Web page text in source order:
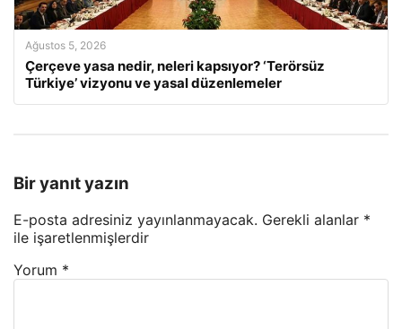
Ağustos 5, 2026
Çerçeve yasa nedir, neleri kapsıyor? ‘Terörsüz
Türkiye’ vizyonu ve yasal düzenlemeler
Bir yanıt yazın
E-posta adresiniz yayınlanmayacak. Gerekli alanlar *
ile işaretlenmişlerdir
Yorum *